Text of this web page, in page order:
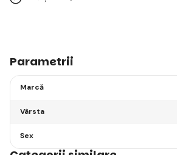
Parametrii
Marcă
Vârsta
Sex